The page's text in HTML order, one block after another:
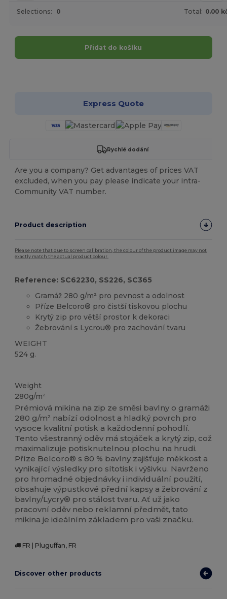
Selections: 0 Total: 0.00
Přidat do košíku
Express Quote
Rychlé dodání
Are you a company? Get advantages of prices VAT
excluded, when you pay please indicate your intra-
Community VAT number.
Product description
Please note that due to screen calibration, the colour of the product image may not
exactly match the actual product colour.
Reference: SC62230, SS226, SC365
Gramáž 280 g/m² pro pevnost a odolnost
Příze Belcoro® pro čistší tiskovou plochu
Krytý zip pro větší prostor k dekoraci
Žebrování s Lycrou® pro zachování tvaru
WEIGHT
524 g.
Weight
280g/m²
Prémiová mikina na zip ze směsi bavlny o gramáži
280 g/m² nabízí odolnost a hladký povrch pro
vysoce kvalitní potisk a každodenní pohodlí.
Tento všestranný oděv má stojáček a krytý zip, což
maximalizuje potisknutelnou plochu na hrudi.
Příze Belcoro® s 80 % bavlny zajišťuje měkkost a
vynikající výsledky pro sítotisk i výšivku. Navrženo
pro hromadné objednávky i individuální použití,
obsahuje výpustkové přední kapsy a žebrování z
bavlny/Lycry® pro stálost tvaru. Ať už jako
pracovní oděv nebo reklamní předmět, tato
mikina je ideálním základem pro vaši značku.
FR | Pluguffan, FR
Discover other products